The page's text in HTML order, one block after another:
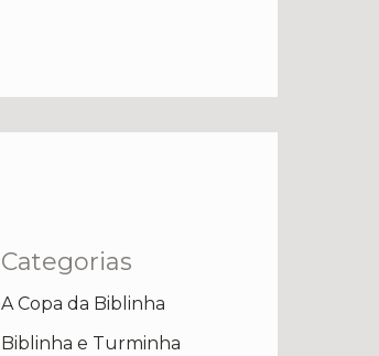
Categorias
A Copa da Biblinha
Biblinha e Turminha